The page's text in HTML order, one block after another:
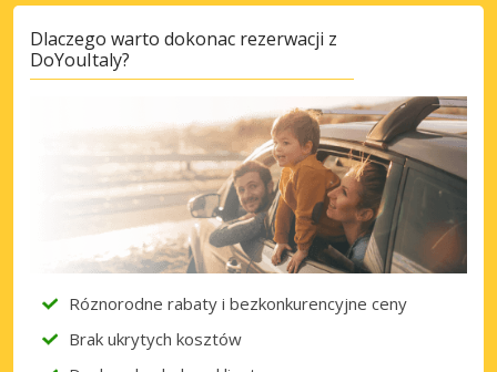
Dlaczego warto dokonac rezerwacji z
DoYouItaly?
Róznorodne rabaty i bezkonkurencyjne ceny
Brak ukrytych kosztów